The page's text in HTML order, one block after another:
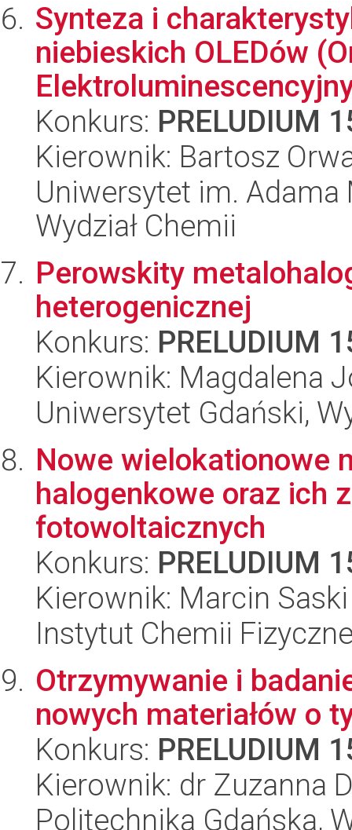
Synteza i
niebieskich OLEDów
Konkurs: PRELUDIUM
Kierownik: Bartosz
Uniwersytet im.
Wydział Chemii
Perowskity
heterogenicznej
Konkurs: PRELUDIUM
Kierownik: Magdalena
Uniwersytet Gdański,
Nowe wielokationowe
halogenkowe oraz ich
fotowoltaicznych
Konkurs: PRELUDIUM
Kierownik: Marcin Saski
Instytut Chemii
Otrzymywanie i
nowych materiałów o
Konkurs: PRELUDIUM
Kierownik: dr Zuzanna
Politechnika Gdańska,